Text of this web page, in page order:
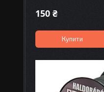
150 ₴
Купити